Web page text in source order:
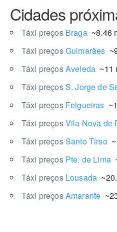
Cidades
Táxi preços Braga~8.46
Táxi preçosGuimarães
Táxi preçosAveleda ~11
Táxi preçosS. Jorge de
Táxi preços Felgueiras
Táxi preçosVila Nova de
Táxi preçosSanto Tirso
Táxi preços Pte. de Lima
Táxi preços Lousada
Táxi preçosAmarante